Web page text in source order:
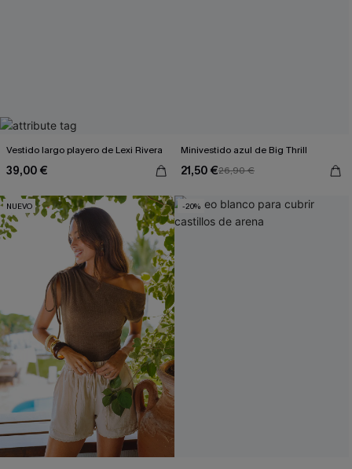
Vestido largo playero de Lexi Rivera
39,00 €
Minivestido azul de Big Thrill
21,50 €26,90 €
NUEVO -20%